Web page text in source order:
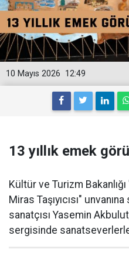
12:49
10 Mayıs 2026
13 yıllık emek
Kültür ve Turizm
Miras Taşıyıcısı"
sanatçısı Yasemin
sergisinde